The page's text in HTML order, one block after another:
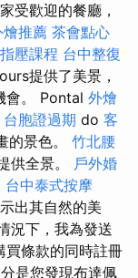
受歡迎的餐廳，
燴推薦 茶會點心
指壓課程 台中整復
提供了美景，
會。 Pontal 外燴
台胞證過期 do 客
的景色。 竹北腰
供全景。 戶外婚
台中泰式按摩
出其自然的美
況下，我為發送
買條款的同時註冊
是您發現布達佩